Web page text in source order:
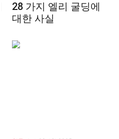
28 가지 엘리 굴딩에
대한 사실